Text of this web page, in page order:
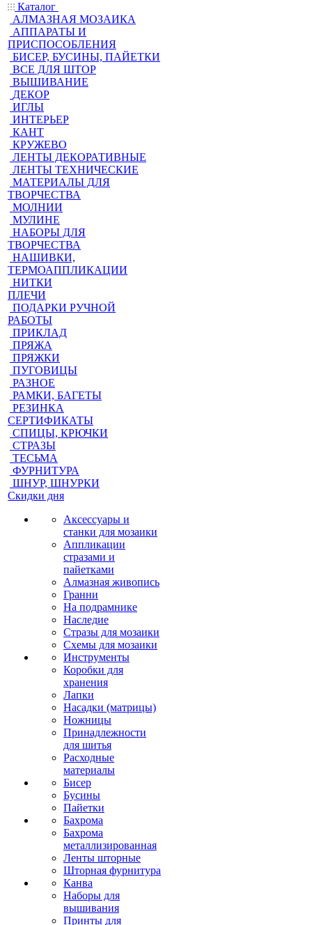
Каталог
АЛМАЗНАЯ МОЗАИКА
АППАРАТЫ И
ПРИСПОСОБЛЕНИЯ
БИСЕР, БУСИНЫ, ПАЙЕТКИ
ВСЕ ДЛЯ ШТОР
ВЫШИВАНИЕ
ДЕКОР
ИГЛЫ
ИНТЕРЬЕР
КАНТ
КРУЖЕВО
ЛЕНТЫ ДЕКОРАТИВНЫЕ
ЛЕНТЫ ТЕХНИЧЕСКИЕ
МАТЕРИАЛЫ ДЛЯ
ТВОРЧЕСТВА
МОЛНИИ
МУЛИНЕ
НАБОРЫ ДЛЯ
ТВОРЧЕСТВА
НАШИВКИ,
ТЕРМОАППЛИКАЦИИ
НИТКИ
ПЛЕЧИ
ПОДАРКИ РУЧНОЙ
РАБОТЫ
ПРИКЛАД
ПРЯЖА
ПРЯЖКИ
ПУГОВИЦЫ
РАЗНОЕ
РАМКИ, БАГЕТЫ
РЕЗИНКА
СЕРТИФИКАТЫ
СПИЦЫ, КРЮЧКИ
СТРАЗЫ
ТЕСЬМА
ФУРНИТУРА
ШНУР, ШНУРКИ
Скидки дня
Аксессуары и
станки для мозаики
Аппликации
стразами и
пайетками
Алмазная живопись
Гранни
На подрамнике
Наследие
Стразы для мозаики
Схемы для мозаики
Инструменты
Коробки для
хранения
Лапки
Насадки (матрицы)
Ножницы
Принадлежности
для шитья
Расходные
материалы
Бисер
Бусины
Пайетки
Бахрома
Бахрома
металлизированная
Ленты шторные
Шторная фурнитура
Канва
Наборы для
вышивания
Принты для